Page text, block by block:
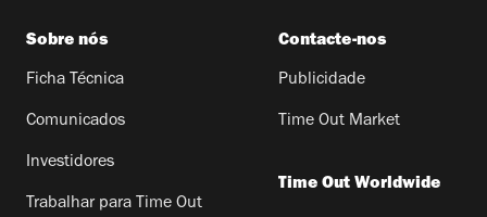
Sobre nós
Ficha Técnica
Comunicados
Investidores
Trabalhar para Time Out
Contacte-nos
Publicidade
Time Out Market
Time Out Worldwide